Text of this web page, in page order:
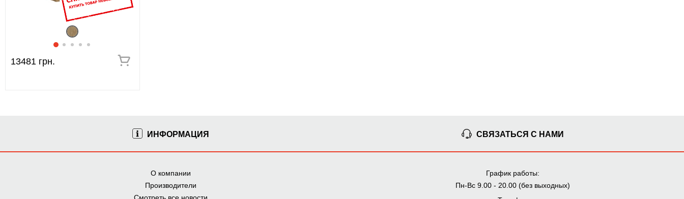
13481 грн.
ИНФОРМАЦИЯ
О компании
Производители
СВЯЗАТЬСЯ С НАМИ
График работы:
Пн-Вс 9.00 - 20.00 (без выходных)